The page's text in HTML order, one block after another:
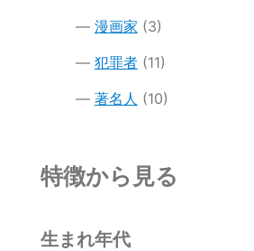
漫画家 (3)
犯罪者(11)
著名人 (10)
特徴から見る
生まれ年代